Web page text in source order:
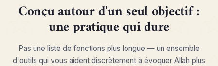
Conçu autour d'un seul objectif :
une pratique qui dure
Pas une liste de fonctions plus longue — un ensemble
d'outils qui vous aident discrètement à évoquer Allah plus